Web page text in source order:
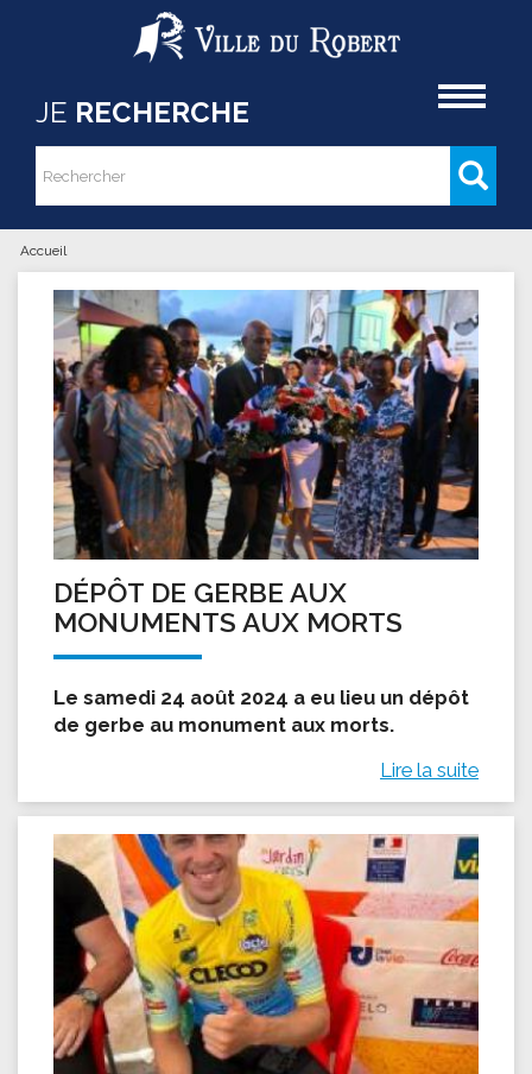
Aller au contenu principal
JE RECHERCHE
Formulaire de recherche
Rechercher
Vous êtes ici
Accueil
DÉPÔT DE GERBE AUX
MONUMENTS AUX MORTS
Le samedi 24 août 2024 a eu lieu un dépôt
de gerbe au monument aux morts.
Lire la suite